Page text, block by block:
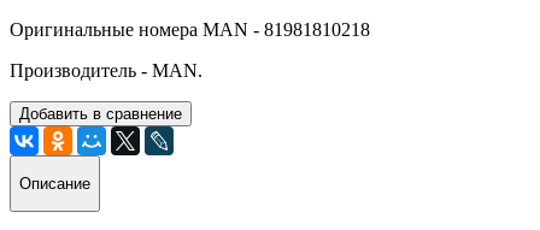
Оригинальные номера MAN - 81981810218
Производитель - MAN.
Добавить в сравнение
Описание